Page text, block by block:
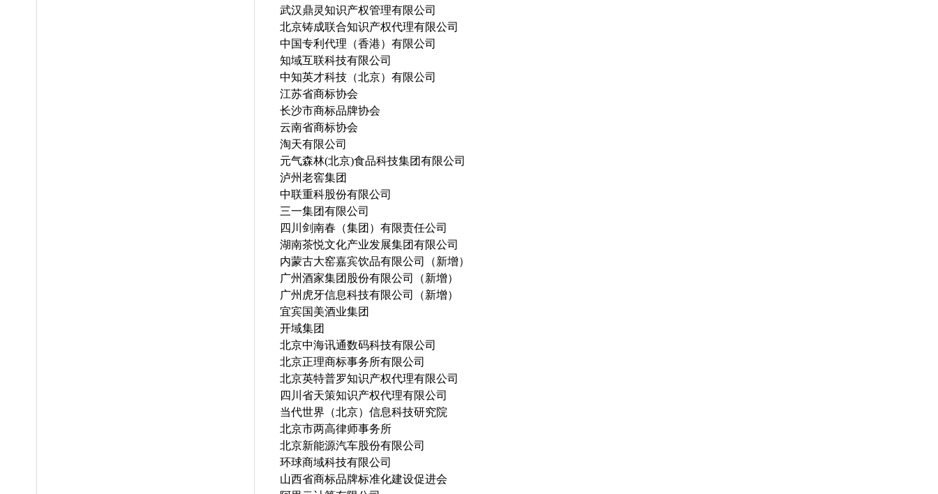
武汉鼎灵知识产权管理有限公司
北京铸成联合知识产权代理有限公司
中国专利代理（香港）有限公司
知域互联科技有限公司
中知英才科技（北京）有限公司
江苏省商标协会
长沙市商标品牌协会
云南省商标协会
淘天有限公司
元气森林(北京)食品科技集团有限公司
泸州老窖集团
中联重科股份有限公司
三一集团有限公司
四川剑南春（集团）有限责任公司
湖南茶悦文化产业发展集团有限公司
内蒙古大窑嘉宾饮品有限公司（新增）
广州酒家集团股份有限公司（新增）
广州虎牙信息科技有限公司（新增）
宜宾国美酒业集团
开域集团
北京中海讯通数码科技有限公司
北京正理商标事务所有限公司
北京英特普罗知识产权代理有限公司
四川省天策知识产权代理有限公司
当代世界（北京）信息科技研究院
北京市两高律师事务所
北京新能源汽车股份有限公司
环球商域科技有限公司
山西省商标品牌标准化建设促进会